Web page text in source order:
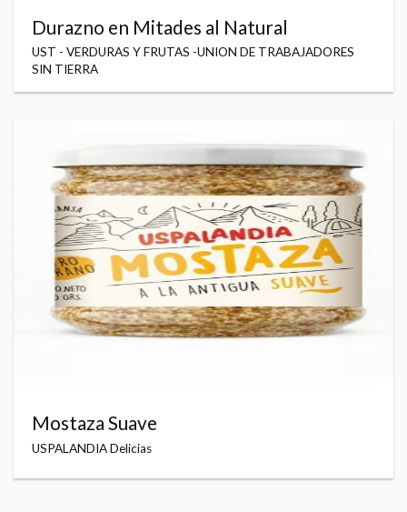
Durazno en Mitades al Natural
UST - VERDURAS Y FRUTAS -UNION DE TRABAJADORES
SIN TIERRA
Mostaza Suave
USPALANDIA Delicias